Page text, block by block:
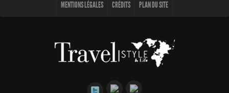
MENTIONS LÉGALES CRÉDITS PLAN DU SITE